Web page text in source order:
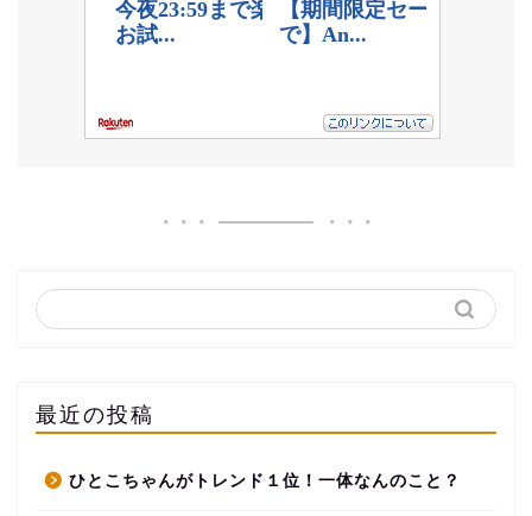
最近の投稿
ひとこちゃんがトレンド１位！一体なんのこと？